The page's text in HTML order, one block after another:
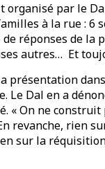
par le
à la rue : 6
réponses de la
autres… Et
présentation
Le Dal en a
« On ne
revanche, rien
sur la